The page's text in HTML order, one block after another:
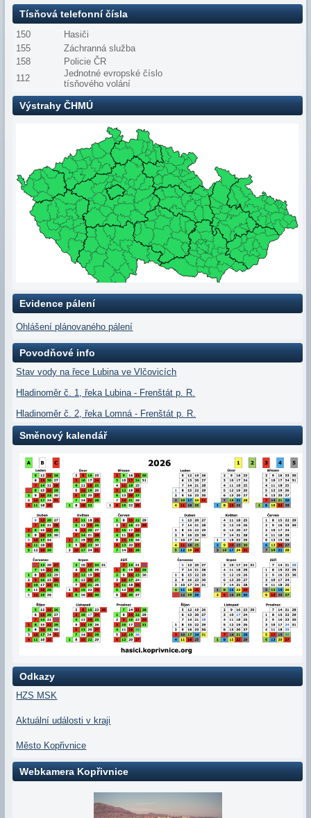
Tísňová telefonní čísla
150
Hasiči
155
Záchranná služba
158
Policie ČR
112
Jednotné evropské číslo
tísňového volání
Výstrahy ČHMÚ
Evidence pálení
Ohlášení plánovaného pálení
Povodňové info
Stav vody na řece Lubina ve Vlčovicích
Hladinoměr č. 1, řeka Lubina - Frenštát p. R.
Hladinoměr č. 2, řeka Lomná - Frenštát p. R.
Směnový kalendář
Odkazy
HZS MSK
Aktuální události v kraji
Město Kopřivnice
Webkamera Kopřivnice